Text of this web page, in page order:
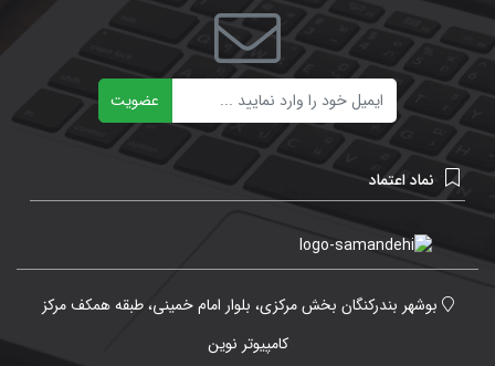
عضویت
نماد اعتماد
بوشهر بندرکنگان بخش مرکزی، بلوار امام خمینی، طبقه همکف مرکز
کامپیوتر نوین